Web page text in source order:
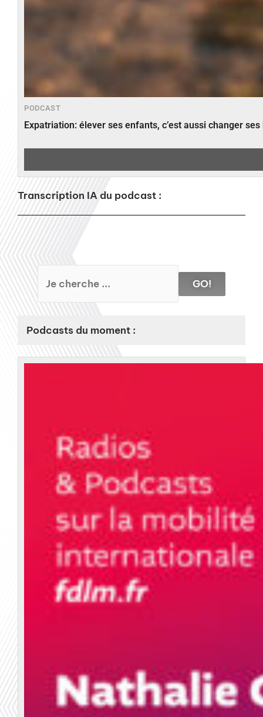
PODCAST
Expatriation: élever ses enfants, c’est aussi changer
Transcription IA du podcast :
GO!
Podcasts du moment :